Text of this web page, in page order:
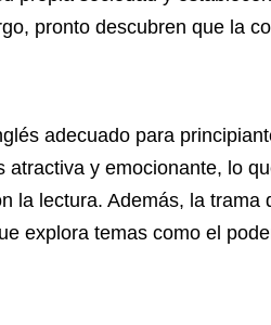
pronto descubren que la
adecuado para
atractiva y emocionante, lo
la lectura. Además, la trama
explora temas como el